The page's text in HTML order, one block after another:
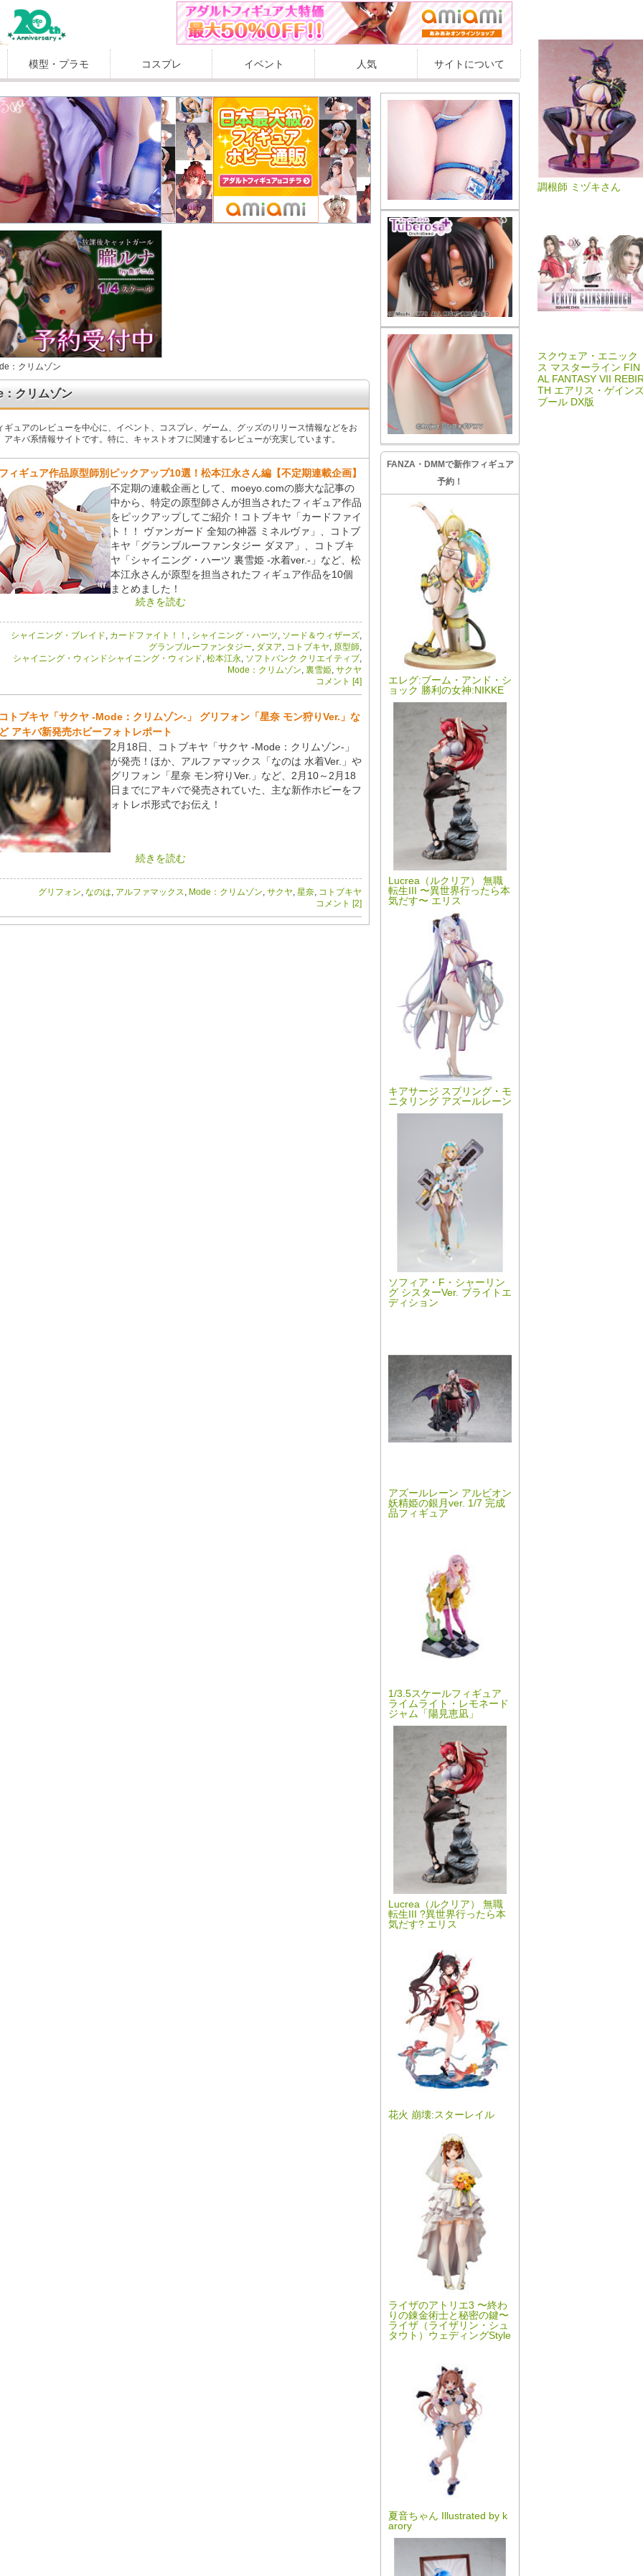
調根師 ミヅキさん
スクウェア・エニック
ス マスターライン FIN
AL FANTASY VII
TH エアリス・ゲイン
ブール DX版
模型・プラモ コスプレ イベント 人気 サイトについて
：クリムゾン
：クリムゾン
ギュアのレビューを中心に、イベント、コスプレ、ゲーム、グッズのリリース情報などをお
アキバ系情報サイトです。特に、キャストオフに関連するレビューが充実しています。
ィギュア作品原型師別ピックアップ10選！松本江永さん編【不定期連載企画】
不定期の連載企画として、moeyo.comの膨大な記事の
中から、特定の原型師さんが担当されたフィギュア作品
をピックアップしてご紹介！コトブキヤ「カードファイ
ト！！ ヴァンガード 全知の神器 ミネルヴァ」、コトブ
キヤ「グランブルーファンタジー ダヌア」、コトブキ
ヤ「シャイニング・ハーツ 裏雪姫 -水着ver.-」など、松
本江永さんが原型を担当されたフィギュア作品を10個
まとめました！
続きを読む
シャイニング・ブレイド カードファイト！！ シャイニング・ハーツ ソード＆ウィザーズ
グランブルーファンタジー ダヌア コトブキヤ 原型師
シャイニング・ウィンドシャイニング・ウィンド 松本江永 ソフトバンク クリエイティブ
Mode：クリムゾン 裏雪姫 サクヤ
コメント [4]
トブキヤ「サクヤ -Mode：クリムゾン-」 グリフォン「星奈 モン狩りVer.」な
アキバ新発売ホビーフォトレポート
2月18日、コトブキヤ「サクヤ -Mode：クリムゾン-」
が発売！ほか、アルファマックス「なのは 水着Ver.」や
グリフォン「星奈 モン狩りVer.」など、2月10～2月18
日までにアキバで発売されていた、主な新作ホビーをフ
ォトレポ形式でお伝え！
続きを読む
グリフォン, なのは, アルファマックス, Mode：クリムゾン, サクヤ, 星奈, コトブキヤ
コメント [2]
FANZA・DMMで新作フィギュア
予約！
エレグ:ブーム・アンド・シ
ョック 勝利の女神:NIKKE
Lucrea（ルクリア） 無職
転生III 〜異世界行ったら本
気だす〜 エリス
キアサージ スプリング・モ
ニタリング アズールレーン
ソフィア・F・シャーリン
グ シスターVer. ブライトエ
ディション
アズールレーン アルビオン
妖精姫の銀月ver. 1/7 完成
品フィギュア
1/3.5スケールフィギュア
ライムライト・レモネード
ジャム「陽見恵凪」
Lucrea（ルクリア） 無職
転生III ?異世界行ったら本
気だす? エリス
花火 崩壊:スターレイル
ライザのアトリエ3 〜終わ
りの錬金術士と秘密の鍵〜
ライザ（ライザリン・シュ
タウト）ウェディングStyle
夏音ちゃん Illustrated by k
arory